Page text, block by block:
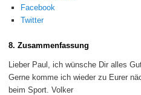
Facebook
Twitter
8. Zusammenfassung
Lieber Paul, ich wünsche Dir alles
Gerne komme ich wieder zu Eurer
beim Sport. Volker